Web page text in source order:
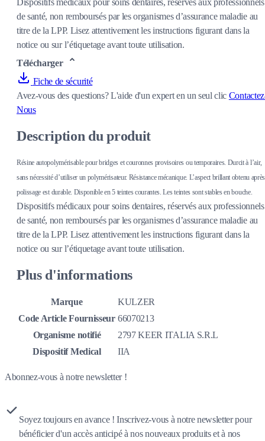
de santé, non remboursés par les organismes d’assurance maladie au
titre de la LPP. Lisez attentivement les instructions figurant dans la
notice ou sur l’étiquetage avant toute utilisation.
Télécharger
Fiche de sécurité
Avez-vous des questions?L'aide d'un expert en un seul clic
Nous
Description du produit
Résine autopolymérisable pour bridges et couronnes provisoires ou temporaires. Durcit à l’air,
sans nécessité d’utiliser un polymérisateur. Résistance mécanique. L’aspect brillant obtenu après
polissage est durable. Disponible en 5 teintes courantes. Les teintes sont stables en bouche.
Dispositifs médicaux pour soins dentaires, réservés aux professionnels
de santé, non remboursés par les organismes d’assurance maladie au
titre de la LPP. Lisez attentivement les instructions figurant dans la
notice ou sur l’étiquetage avant toute utilisation.
Plus d'informations
Marque
KULZER
Code Article Fournisseur 66070213
Organisme notifié
2797 KEER ITALIA S.R.L
Dispositif Medical
IIA
Abonnez-vous à notre newsletter !
Soyez toujours en avance ! Inscrivez-vous à notre newsletter pour
bénéficier d'un accès anticipé à nos nouveaux produits et à nos